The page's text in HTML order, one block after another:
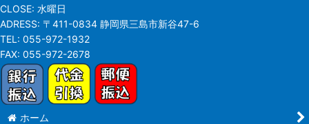
CLOSE: 水曜日
ADRESS: 〒411-0834 静岡県三島市新谷47-6
TEL: 055-972-1932
FAX: 055-972-2678
ホーム